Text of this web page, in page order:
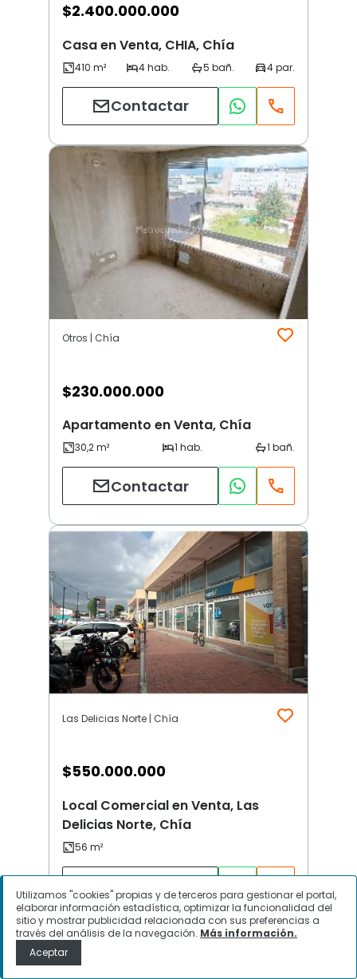
$2.400.000.000
Casa en Venta, CHIA, Chía
Contactar
Otros | Chía
$230.000.000
Apartamento en Venta, Chía
Contactar
Las Delicias Norte | Chía
$550.000.000
Local Comercial en Venta, Las
Delicias Norte, Chía
Contactar
Utilizamos "cookies" propias y de terceros para gestionar el portal,
elaborar información estadística, optimizar la funcionalidad del
sitio y mostrar publicidad relacionada con sus preferencias a
través del análisis de la navegación. Más información.
Aceptar